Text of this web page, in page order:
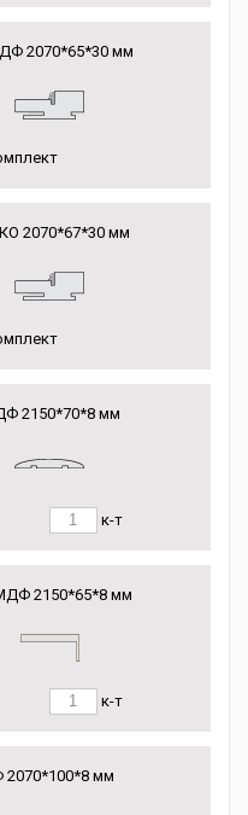
2070*65*30 мм
2070*67*30 мм
2150*70*8 мм
к-т
2150*65*8 мм
к-т
мм